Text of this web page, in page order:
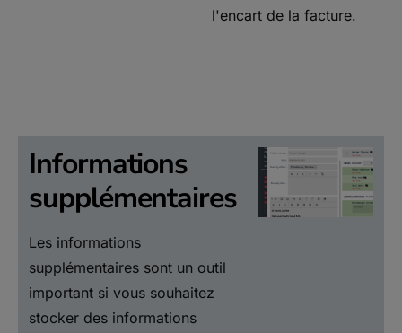
l'encart de la facture.
Informations
supplémentaires
Les informations
supplémentaires sont un outil
important si vous souhaitez
stocker des informations